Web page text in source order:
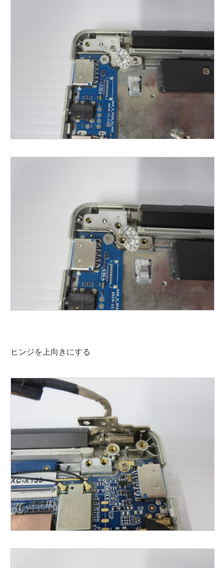
ヒンジを上向きにする